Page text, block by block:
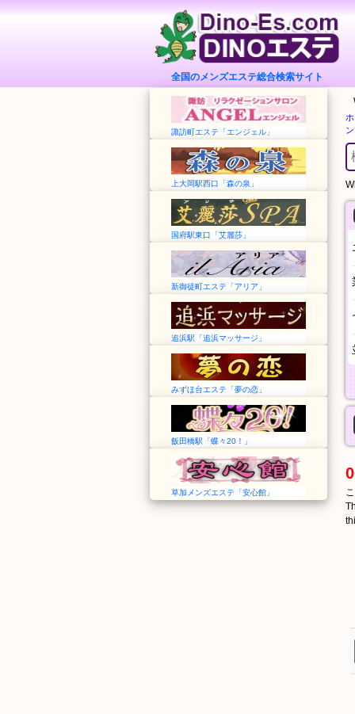
全国のメンズエステ総合検索サイト
諏訪町エステ「エンジェル」
上大岡駅西口「森の泉」
国府駅東口「艾麗莎」
新御徒町エステ「アリア」
追浜駅「追浜マッサージ」
みずほ台エステ「夢の恋」
飯田橋駅「蝶々20！」
草加メンズエステ「安心館」
0